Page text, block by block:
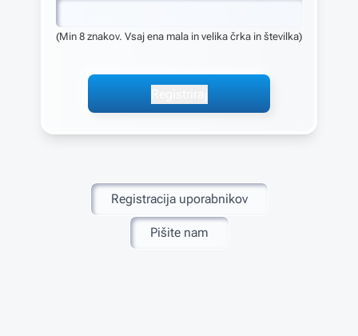
(Min 8 znakov. Vsaj ena mala in velika črka in številka)
Registracija uporabnikov
Pišite nam